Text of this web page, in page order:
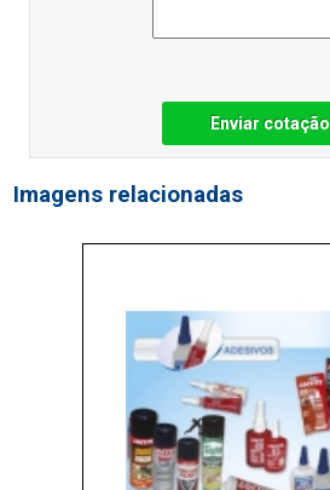
Enviar cotação
Imagens relacionadas